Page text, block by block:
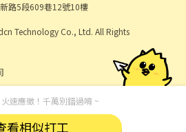
路5段609巷12號10樓
Technology Co., Ltd. All Rights
速應徵！千萬別錯過唷 ~
看相似打工